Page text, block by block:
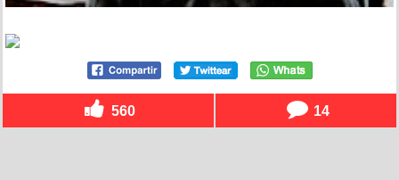
560 14